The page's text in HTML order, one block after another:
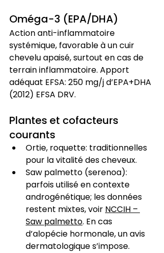
Oméga-3 (EPA/DHA)
Action anti-inflammatoire
systémique, favorable à un cuir
chevelu apaisé, surtout en cas de
terrain inflammatoire. Apport
adéquat EFSA: 250 mg/j d’EPA+DHA
(2012) EFSA DRV.
Plantes et cofacteurs
courants
Ortie, roquette: traditionnelles
pour la vitalité des cheveux.
Saw palmetto (serenoa):
parfois utilisé en contexte
androgénétique; les données
restent mixtes, voir NCCIH –
Saw palmetto. En cas
d’alopécie hormonale, un avis
dermatologique s’impose.